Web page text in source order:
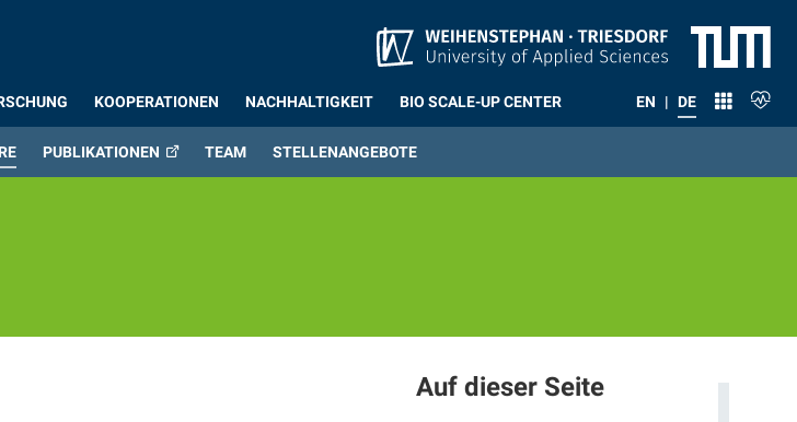
KOOPERATIONEN NACHHALTIGKEIT BIO SCALE-UP CENTER EN | DE
PUBLIKATIONEN TEAM STELLENANGEBOTE
Auf dieser Seite